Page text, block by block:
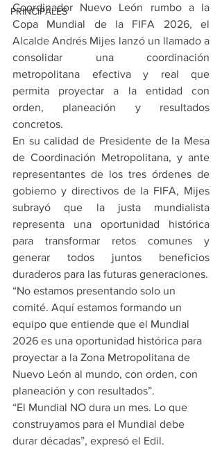
PRINCIPALES
Coordinador Nuevo León rumbo a la
Copa Mundial de la FIFA 2026, el
Alcalde Andrés Mijes lanzó un llamado a
consolidar una coordinación
metropolitana efectiva y real que
permita proyectar a la entidad con
orden, planeación y resultados
concretos.
En su calidad de Presidente de la Mesa
de Coordinación Metropolitana, y ante
representantes de los tres órdenes de
gobierno y directivos de la FIFA, Mijes
subrayó que la justa mundialista
representa una oportunidad histórica
para transformar retos comunes y
generar todos juntos beneficios
duraderos para las futuras generaciones.
“No estamos presentando solo un
comité. Aquí estamos formando un
equipo que entiende que el Mundial
2026 es una oportunidad histórica para
proyectar a la Zona Metropolitana de
Nuevo León al mundo, con orden, con
planeación y con resultados”.
“El Mundial NO dura un mes. Lo que
construyamos para el Mundial debe
durar décadas”, expresó el Edil.